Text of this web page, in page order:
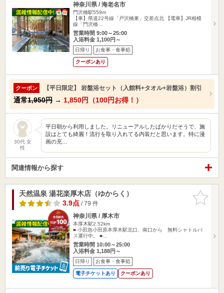
神奈川県 / 海老名市
門沢橋駅559m
【車】県道22号線「戸沢橋東」交差点北 【電車】JR相模
線「門沢橋…
営業時間 9:00～25:00
入浴料金 1,100円～
日帰り お食事・食事処
クーポンあり
クーポン 【平日限定】 岩盤浴セット（入館料+タオル+岩盤浴）割引
通常1,950円 → 1,850円（100円お得！）
30代 女
性
平日朝から利用しました。リニューアルしたばかりだそうで、施
設はとても綺麗！流行を取り入れてる内装だと思います。特に漫
画の充…
関連情報から探す
お気に入
りに追加
天然温泉 湯花楽厚木店（ゆからく）
3.9点/ 79 件
神奈川県 / 厚木市
本厚木駅2.52km
■ 小田急小田原本厚木駅北口、南口から 無料シャトルバ
ス運行中。 ■…
営業時間 10:00～25:00
入浴料金 1,188円～
日帰り お食事・食事処
電子チケットあり クーポンあり